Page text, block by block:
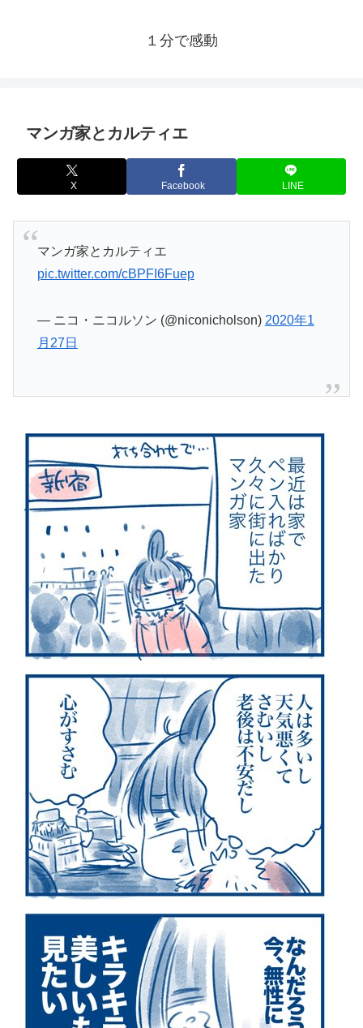
１分で感動
マンガ家とカルティエ
X Facebook LINE
マンガ家とカルティエ
pic.twitter.com/cBPFI6Fuep
— ニコ・ニコルソン (@niconicholson) 2020年1
月27日